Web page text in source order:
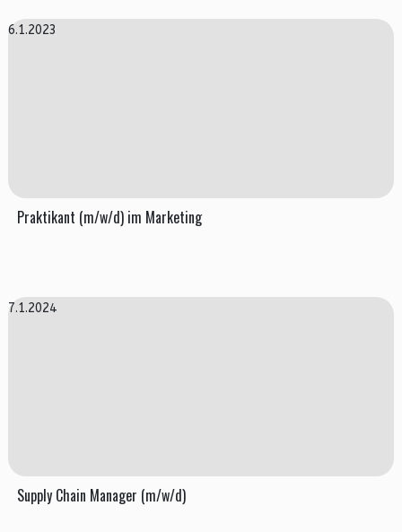
6.1.2023
Praktikant (m/w/d) im Marketing
7.1.2024
Supply Chain Manager (m/w/d)